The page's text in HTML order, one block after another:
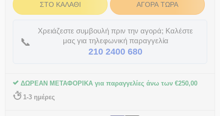
ΣΤΟ ΚΑΛΆΘΙ ΑΓΟΡΆ ΤΏΡΑ
📞
Χρειάζεστε συμβουλή πριν την αγορά; Καλέστε
μας για τηλεφωνική παραγγελία
210 2400 680
ΔΩΡΕΑΝ ΜΕΤΑΦΟΡΙΚΑ για παραγγελίες άνω των €250,00
1-3 ημέρες